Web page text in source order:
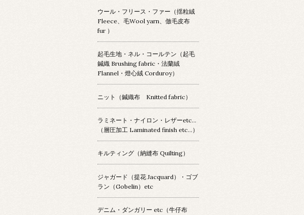
ウール・フリース・ファー（揺粒絨
Fleece、毛Wool yarn、倣毛皮布
fur ）
起毛生地・ネル・コールテン（起毛
鍼織 Brushing fabric・法蘭絨
Flannel・燈心絨 Corduroy）
ニット（鍼織布 Knitted fabric）
ラミネート・ナイロン・レザーetc…
（層圧加工 Laminated finish etc…）
キルティング（納縫布 Quilting）
ジャガード（提花 Jacquard）・ゴブ
ラン（Gobelin）etc
デニム・ダンガリー etc（牛仔布